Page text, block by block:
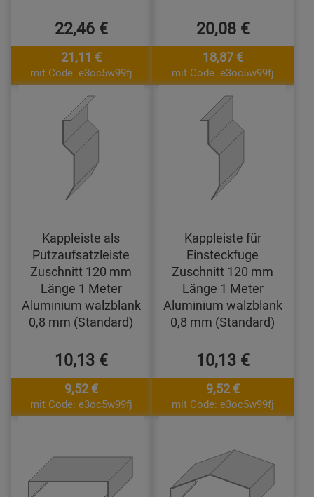
22,46 €
21,11 €
mit Code: e3oc5w99fj
20,08 €
18,87 €
mit Code: e3oc5w99fj
Kappleiste als
Putzaufsatzleiste
Zuschnitt 120 mm
Länge 1 Meter
Aluminium walzblank
0,8 mm (Standard)
10,13 €
9,52 €
mit Code: e3oc5w99fj
Kappleiste für
Einsteckfuge
Zuschnitt 120 mm
Länge 1 Meter
Aluminium walzblank
0,8 mm (Standard)
10,13 €
9,52 €
mit Code: e3oc5w99fj